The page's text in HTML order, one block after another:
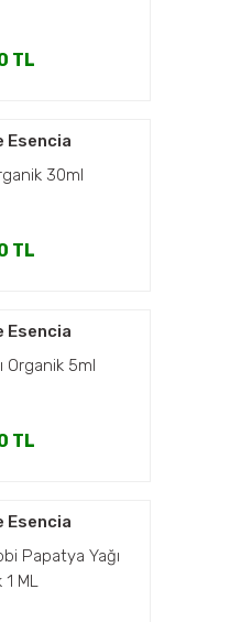
TL
Esencia
30ml
TL
Esencia
Organik 5ml
TL
Esencia
Papatya Yağı
1 ML